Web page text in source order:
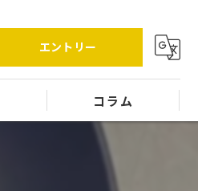
エントリー
コラム